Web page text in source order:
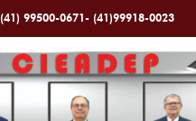
(41) 99500-0671- (41)99918-0023